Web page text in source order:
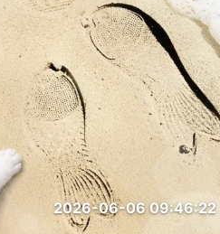
2026-06-06 09:46:22